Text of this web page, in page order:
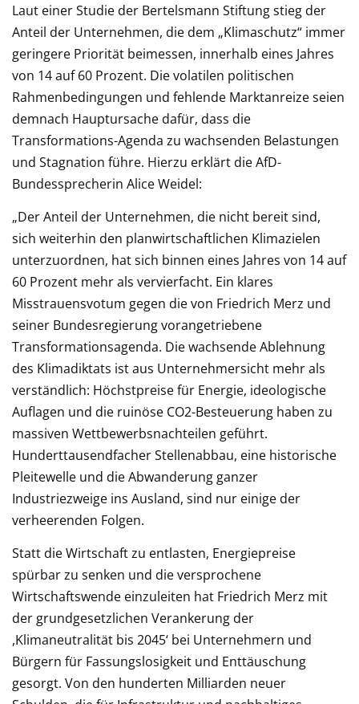
Laut einer Studie der Bertelsmann Stiftung stieg der
Anteil der Unternehmen, die dem „Klimaschutz“ immer
geringere Priorität beimessen, innerhalb eines Jahres
von 14 auf 60 Prozent. Die volatilen politischen
Rahmenbedingungen und fehlende Marktanreize seien
demnach Hauptursache dafür, dass die
Transformations-Agenda zu wachsenden Belastungen
und Stagnation führe. Hierzu erklärt die AfD-
Bundessprecherin Alice Weidel:
„Der Anteil der Unternehmen, die nicht bereit sind,
sich weiterhin den planwirtschaftlichen Klimazielen
unterzuordnen, hat sich binnen eines Jahres von 14 auf
60 Prozent mehr als vervierfacht. Ein klares
Misstrauensvotum gegen die von Friedrich Merz und
seiner Bundesregierung vorangetriebene
Transformationsagenda. Die wachsende Ablehnung
des Klimadiktats ist aus Unternehmersicht mehr als
verständlich: Höchstpreise für Energie, ideologische
Auflagen und die ruinöse CO2-Besteuerung haben zu
massiven Wettbewerbsnachteilen geführt.
Hunderttausendfacher Stellenabbau, eine historische
Pleitewelle und die Abwanderung ganzer
Industriezweige ins Ausland, sind nur einige der
verheerenden Folgen.
Statt die Wirtschaft zu entlasten, Energiepreise
spürbar zu senken und die versprochene
Wirtschaftswende einzuleiten hat Friedrich Merz mit
der grundgesetzlichen Verankerung der
,Klimaneutralität bis 2045‘ bei Unternehmern und
Bürgern für Fassungslosigkeit und Enttäuschung
gesorgt. Von den hunderten Milliarden neuer